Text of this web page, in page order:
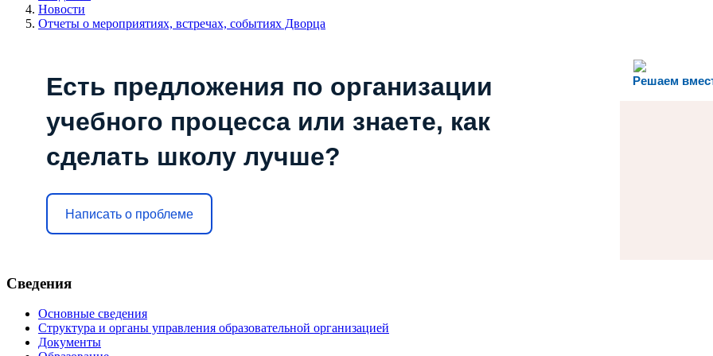
Новости
Отчеты о мероприятиях, встречах, событиях Дворца
Решаем
Есть предложения по организации
учебного процесса или знаете, как
сделать школу лучше?
Написать о проблеме
Сведения
Основные сведения
Структура и органы управления образовательной организацией
Документы